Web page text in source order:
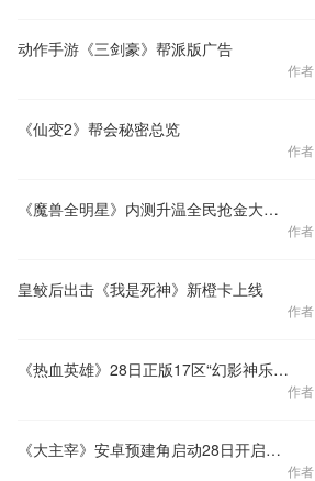
动作手游《三剑豪》帮派版广告
作
《仙变2》帮会秘密总览
作
《魔兽全明星》内测升温全民抢金大作战
作
皇鲛后出击《我是死神》新橙卡上线
作
《热血英雄》28日正版17区“幻影神乐”开服
作
《大主宰》安卓预建角启动28日开启精英测试
作